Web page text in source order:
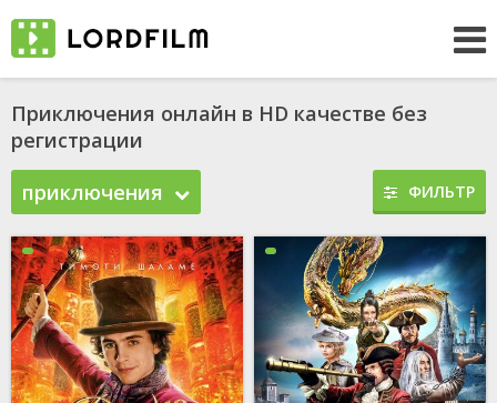
Приключения онлайн в HD качестве без
регистрации
приключения
ФИЛЬТР